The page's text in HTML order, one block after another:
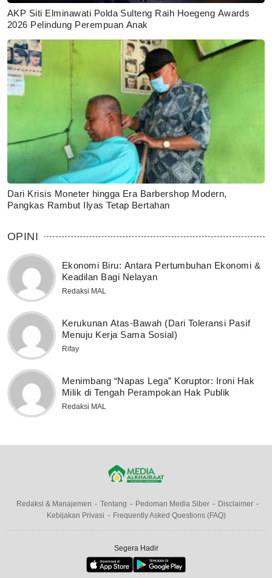
AKP Siti Elminawati Polda Sulteng Raih Hoegeng Awards
2026 Pelindung Perempuan Anak
Dari Krisis Moneter hingga Era Barbershop Modern,
Pangkas Rambut Ilyas Tetap Bertahan
OPINI
Ekonomi Biru: Antara Pertumbuhan Ekonomi &
Keadilan Bagi Nelayan
Redaksi MAL
Kerukunan Atas-Bawah (Dari Toleransi Pasif
Menuju Kerja Sama Sosial)
Rifay
Menimbang “Napas Lega” Koruptor: Ironi Hak
Milik di Tengah Perampokan Hak Publik
Redaksi MAL
Redaksi & Manajemen Tentang Pedoman Media Siber
Disclaimer
Kebijakan Privasi
Frequently Asked Questions (FAQ)
Segera Hadir